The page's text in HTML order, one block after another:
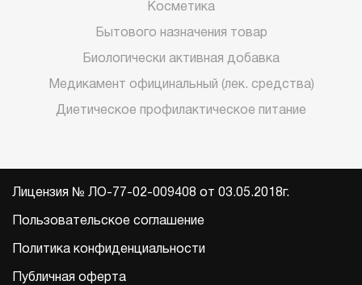
Косметика
Бытового назначения товар
Биологически активная добавка
Медикамент официнальный (лек. средства)
Диетическое профилактическое питание
Лицензия № ЛО-77-02-009408 от 03.05.2018г.
Пользовательское соглашение
Политика конфиденциальности
Публичная оферта